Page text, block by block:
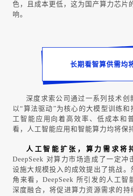
色，且成本更低，这为国产算力芯片
响。
长期看智算供需均
深度求索公司通过一系列技术创
以“算法驱动”为核心的大模型训练和
工智能应用向着高效率、低成本和
看，人工智能应用和智能算力均将保
人工智能扩张 ， 算力需求将
DeepSeek 对算力市场造成了一定冲
设施大规模投入的成效提出了挑战。
角来看，DeepSeek 所引发的人工智
深度融合，将促进算力资源需求的持